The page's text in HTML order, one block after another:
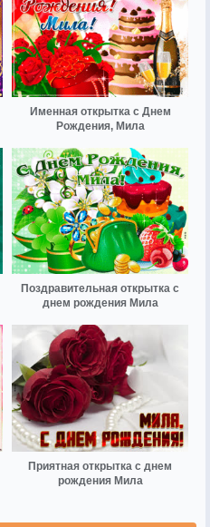
Именная открытка с Днем
Рождения, Мила
Поздравительная открытка с
днем рождения Мила
Приятная открытка с днем
рождения Мила